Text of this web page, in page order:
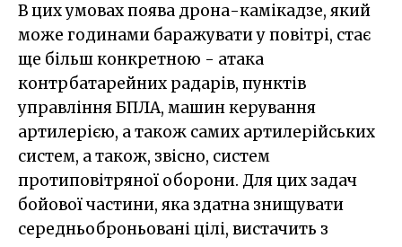
В цих умовах поява дрона-камікадзе, який
може годинами баражувати у повітрі, стає
ще більш конкретною - атака
контрбатарейних радарів, пунктів
управління БПЛА, машин керування
артилерією, а також самих артилерійських
систем, а також, звісно, систем
протиповітряної оборони. Для цих задач
бойової частини, яка здатна знищувати
середньоброньовані цілі, вистачить з